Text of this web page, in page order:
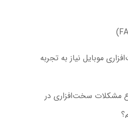
موبایل نیاز به تجربه
مشکلات سخت‌افزاری در